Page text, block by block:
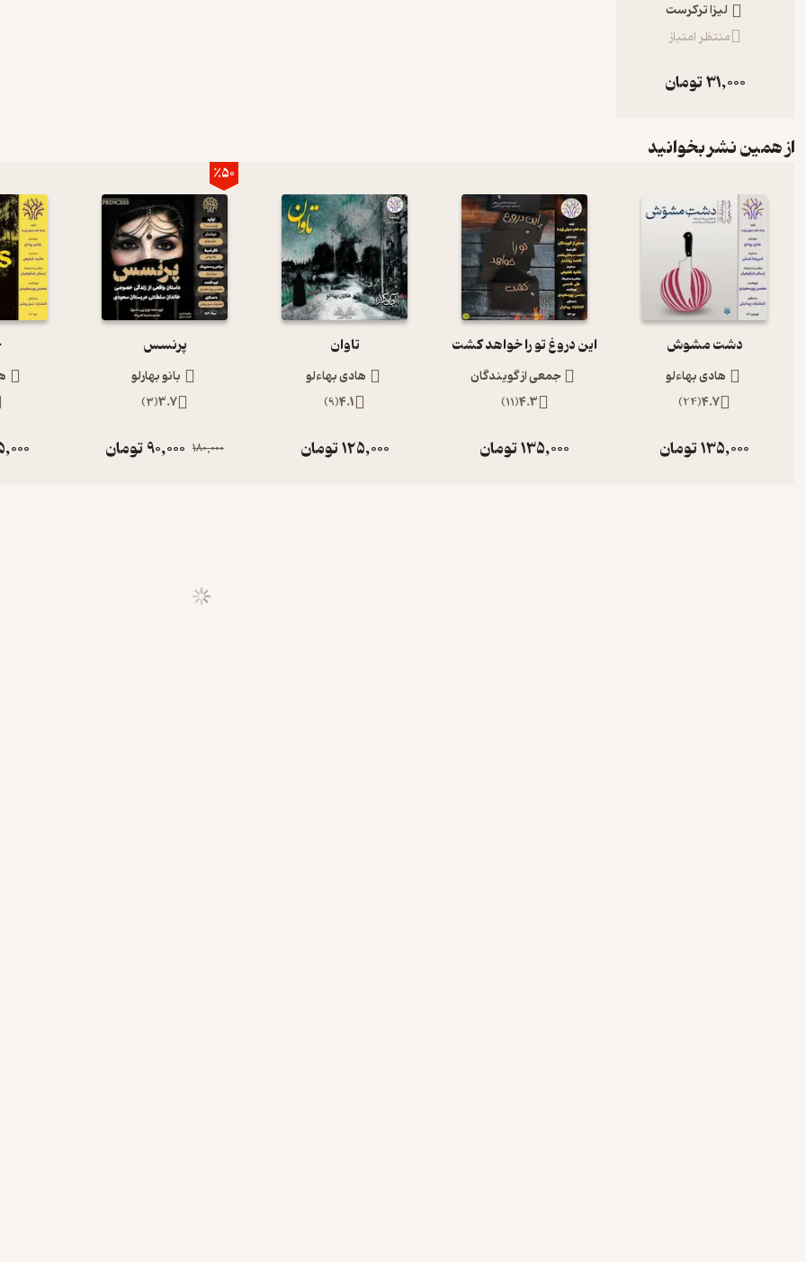
لیزا ترکرست
منتظر امتیاز
31,000تومان
از همین نشر بخوانید
دشت مشوش
هادی بهاءلو
4.7
(
24
)
135,000تومان
این دروغ تو را خواهد کشت
جمعی از گویندگان
4.3
(
11
)
135,000تومان
تاوان
هادی بهاءلو
4.1
(
9
)
125,000تومان
٪50
پرنسس
بانو بهارلو
3.7
(
3
)
180,000
90,000تومان